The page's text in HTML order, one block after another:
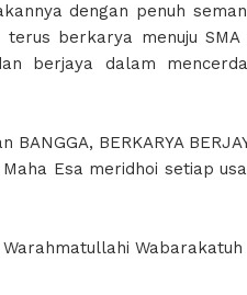
dengan penuh
terus berkarya menuju
berjaya dalam
BANGGA, BERKARYA
Maha Esa meridhoi setiap
Wabarakatuh